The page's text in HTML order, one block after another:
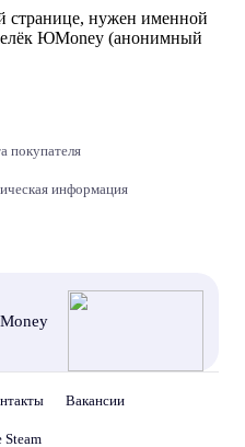
странице, нужен именной
ЮMoney (анонимный
покупателя
информация
Вакансии
Steam